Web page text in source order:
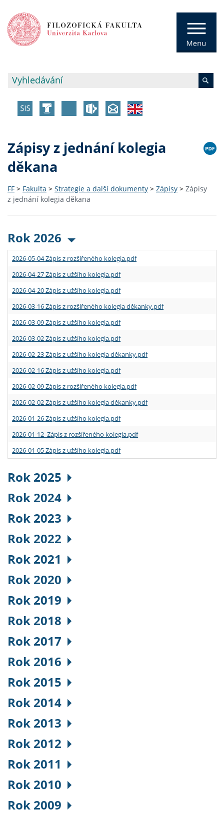
Zápisy z jednání kolegia
děkana
FF > Fakulta > Strategie a další dokumenty > Zápisy > Zápisy
z jednání kolegia děkana
Rok 2026
2026-05-04 Zápis z rozšířeného kolegia.pdf
2026-04-27 Zápis z užšího kolegia.pdf
2026-04-20 Zápis z užšího kolegia.pdf
2026-03-16 Zápis z rozšířeného kolegia děkanky.pdf
2026-03-09 Zápis z užšího kolegia.pdf
2026-03-02 Zápis z užšího kolegia.pdf
2026-02-23 Zápis z užšího kolegia děkanky.pdf
2026-02-16 Zápis z užšího kolegia.pdf
2026-02-09 Zápis z rozšířeného kolegia.pdf
2026-02-02 Zápis z užšího kolegia děkanky.pdf
2026-01-26 Zápis z užšího kolegia.pdf
2026-01-12 Zápis z rozšířeného kolegia.pdf
2026-01-05 Zápis z užšího kolegia.pdf
Rok 2025
Rok 2024
Rok 2023
Rok 2022
Rok 2021
Rok 2020
Rok 2019
Rok 2018
Rok 2017
Rok 2016
Rok 2015
Rok 2014
Rok 2013
Rok 2012
Rok 2011
Rok 2010
Rok 2009